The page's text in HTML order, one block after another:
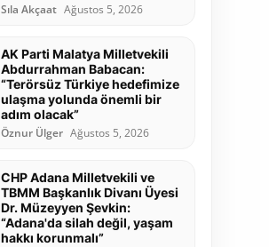
Sıla Akçaat Ağustos 5, 2026
AK Parti Malatya Milletvekili
Abdurrahman Babacan:
“Terörsüz Türkiye hedefimize
ulaşma yolunda önemli bir
adım olacak”
Öznur Ülger Ağustos 5, 2026
CHP Adana Milletvekili ve
TBMM Başkanlık Divanı Üyesi
Dr. Müzeyyen Şevkin:
“Adana'da silah değil, yaşam
hakkı korunmalı”